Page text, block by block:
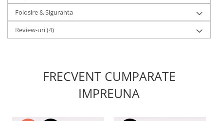
Folosire & Siguranta
Review-uri(4)
FRECVENT CUMPARATE
IMPREUNA